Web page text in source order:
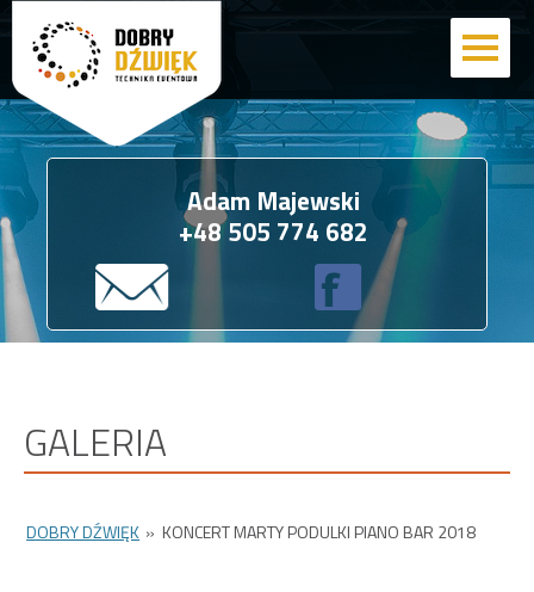
Adam Majewski
+48 505 774 682
GALERIA
DOBRY DŹWIĘK » KONCERT MARTY PODULKI PIANO BAR 2018